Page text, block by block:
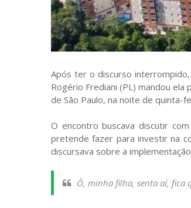
Após ter o discurso
Rogério Frediani (PL) mandou ela
de São Paulo, na noite de quinta-
O encontro buscava discutir
pretende fazer para investir na
discursava sobre a
Ô, minha filha, senta aí, fica